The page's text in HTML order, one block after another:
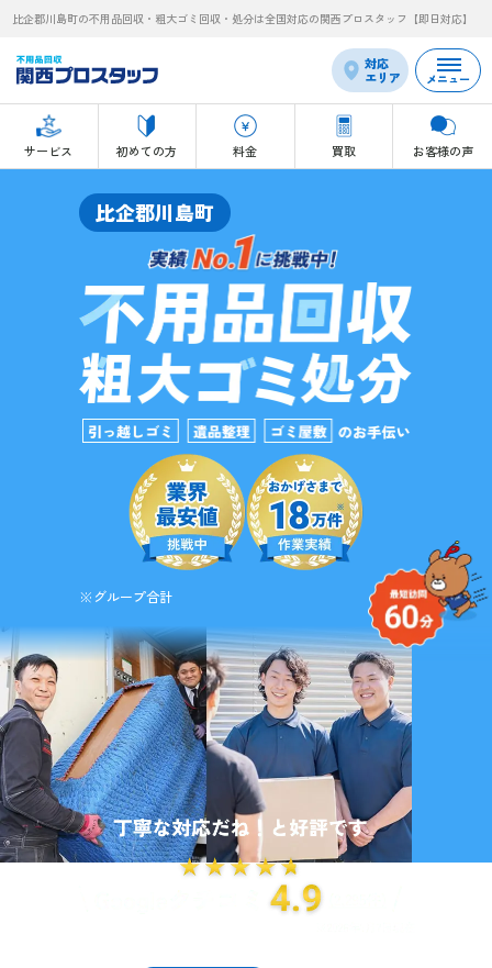
比企郡川島町の不用品回収・粗大ゴミ回収・処分は全国対応の関西プロスタッフ【即日対応】
対応
エリア
サービス 初めての方 料金 買取 お客様の声
メニュー
比企郡川島町
※グループ合計